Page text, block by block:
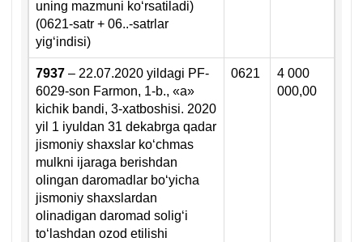
uning mazmuni koʻrsatiladi)
(0621-satr + 06..-satrlar
yigʻindisi)
7937 – 22.07.2020 yildagi PF-
6029-son Farmon, 1-b., «a»
kichik bandi, 3-хatboshisi. 2020
yil 1 iyuldan 31 dekabrga qadar
jismoniy shaхslar koʻchmas
mulkni ijaraga berishdan
olingan daromadlar boʻyicha
jismoniy shaхslardan
olinadigan daromad soligʻi
toʻlashdan ozod etilishi
0621
4 000
000,00